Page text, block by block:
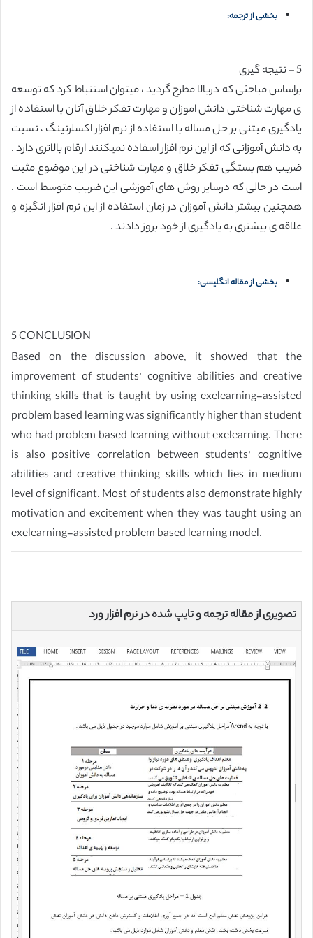
بخشی از ترجمه:
5 – نتیجه گیری
براساس مباحثی که دربالا مطرح گردید ، میتوان استنباط کرد که توسعه
ی مهارت شناختی دانش اموزان و مهارت تفکر خلاق آنان با استفاده از
یادگیری مبتنی بر حل مساله با استفاده از نرم افزار اکسلرنینگ ، نسبت
به دانش آموزانی که از این نرم افزار اسفاده نمیکنند ارقام بالاتری دارد .
ضریب هم بستگی تفکر خلاق و مهارت شناختی در این موضوع مثبت
است در حالی که درسایر روش های آموزشی این ضریب متوسط است .
همچنین بیشتر دانش آموزان در زمان استفاده از این نرم افزار انگیزه و
علاقه ی بیشتری به یادگیری از خود بروز دادند .
بخشی از مقاله انگلیسی:
5 CONCLUSION
Based on the discussion above, it showed that the
improvement of students’ cognitive abilities and creative
thinking skills that is taught by using exelearning-assisted
problem based learning was significantly higher than student
who had problem based learning without exelearning. There
is also positive correlation between students’ cognitive
abilities and creative thinking skills which lies in medium
level of significant. Most of students also demonstrate highly
motivation and excitement when they was taught using an
exelearning-assisted problem based learning model.
تصویری از مقاله ترجمه و تایپ شده در نرم افزار ورد